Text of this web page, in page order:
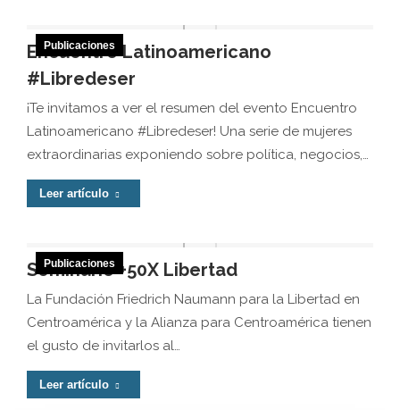
Publicaciones
Encuentro Latinoamericano
#Libredeser
¡Te invitamos a ver el resumen del evento Encuentro
Latinoamericano #Libredeser! Una serie de mujeres
extraordinarias exponiendo sobre política, negocios,…
Leer artículo
Publicaciones
Seminario +50X Libertad
La Fundación Friedrich Naumann para la Libertad en
Centroamérica y la Alianza para Centroamérica tienen
el gusto de invitarlos al…
Leer artículo